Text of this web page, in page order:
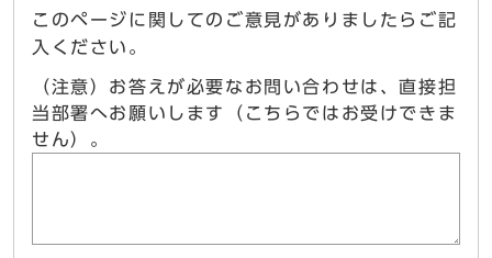
このページに関してのご意見がありましたらご記
入ください。
（注意）お答えが必要なお問い合わせは、直接担
当部署へお願いします（こちらではお受けできま
せん）。